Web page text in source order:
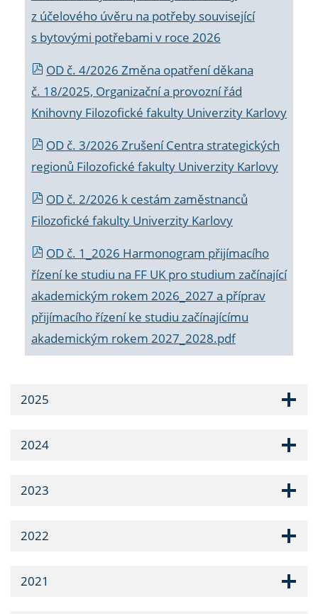
z účelového úvěru na potřeby související
s bytovými potřebami v roce 2026
OD č. 4/2026 Změna opatření děkana
č. 18/2025, Organizační a provozní řád
Knihovny Filozofické fakulty Univerzity Karlovy
OD č. 3/2026 Zrušení Centra strategických
regionů Filozofické fakulty Univerzity Karlovy
OD č. 2/2026 k cestám zaměstnanců
Filozofické fakulty Univerzity Karlovy
OD č. 1_2026 Harmonogram přijímacího
řízení ke studiu na FF UK pro studium začínající
akademickým rokem 2026_2027 a příprav
přijímacího řízení ke studiu začínajícímu
akademickým rokem 2027_2028.pdf
2025
2024
2023
2022
2021